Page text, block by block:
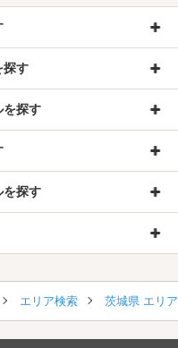
探す
を探す
を探す
エリア検索 茨城県 エリ